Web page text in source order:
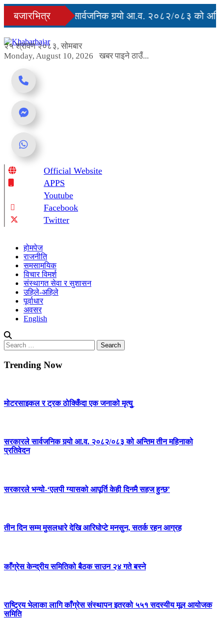
Skip
content
बजारभित्र
सरकारले सार्वजनिक गर्‍यो आ.व. २०८२/०८३ को
२५ श्रावण २०८३, सोमबार
Monday, August 10, 2026
खबर पाइने ठाउँ...
Online News Portal
Official Website
APPS
Youtube
Facebook
Twitter
होमपेज
राजनीति
समसामयिक
विचार विमर्श
संस्थागत सेवा र सुशासन
उहिले-अहिले
पूर्वाधार
अवसर
English
Search
for:
Trending Now
मोटरसाइकल र ट्रक ठोक्किँदा एक जनाको मृत्युु
सरकारले सार्वजनिक गर्‍यो आ.व. २०८२/०८३ को अन्तिम तीन महिनाको
प्रतिवेदन
सरकारले भन्यो-‘एलपी ग्यासको आपूर्ति केही दिनमै सहज हुन्छ’
तीन दिन सम्म मुसलधारे देखि आरिघोप्टे मनसुन, सतर्क रहन आग्रह
काँग्रेस केन्द्रीय समितिको बैठक साउन २४ गते बस्ने
राष्ट्रिय भेलाका लागि काँग्रेस संस्थापन इतरको ५५१ सदस्यीय मूल आयोजक
समिति